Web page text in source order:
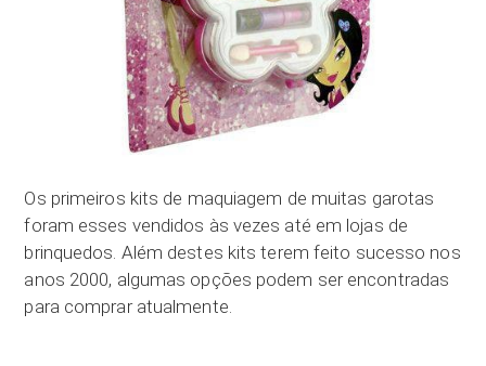
Os primeiros kits de maquiagem de muitas garotas
foram esses vendidos às vezes até em lojas de
brinquedos. Além destes kits terem feito sucesso nos
anos 2000, algumas opções podem ser encontradas
para comprar atualmente.